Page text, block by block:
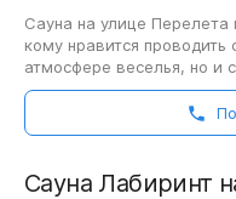
Сауна на улице Перелета
кому нравится
атмосфере веселья, но и
самочувствия.
Сауна Лабиринт